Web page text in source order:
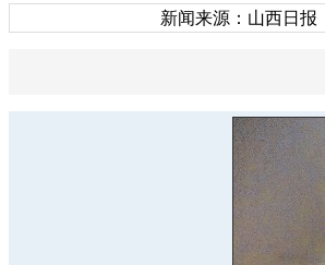
新闻来源：山西日报